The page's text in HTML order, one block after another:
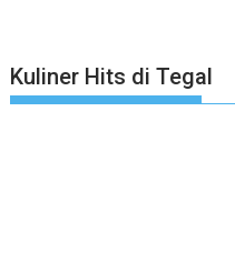
Kuliner Hits di Tegal